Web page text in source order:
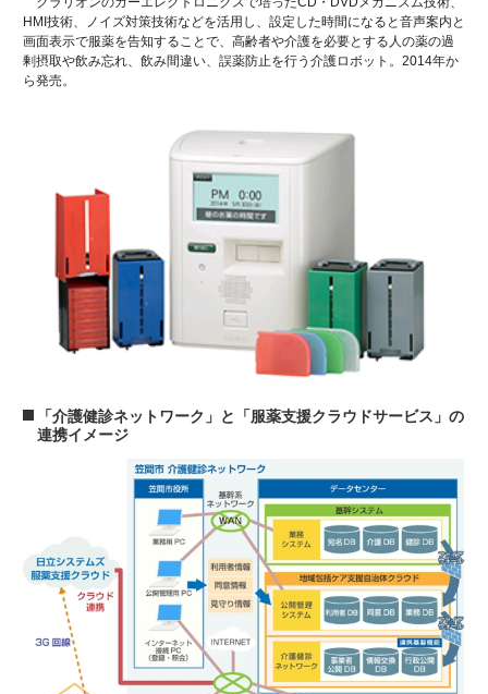
HMI技術、ノイズ対策技術などを活用し、設定した時間になると音声案内と
画面表示で服薬を告知することで、高齢者や介護を必要とする人の薬の過
剰摂取や飲み忘れ、飲み間違い、誤薬防止を行う介護ロボット。2014年か
ら発売。
「介護健診ネットワーク」と「服薬支援クラウドサービス」の
連携イメージ